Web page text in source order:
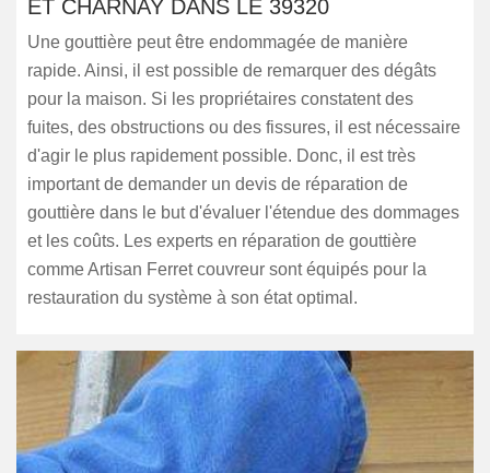
ET CHARNAY DANS LE 39320
Une gouttière peut être endommagée de manière
rapide. Ainsi, il est possible de remarquer des dégâts
pour la maison. Si les propriétaires constatent des
fuites, des obstructions ou des fissures, il est nécessaire
d'agir le plus rapidement possible. Donc, il est très
important de demander un devis de réparation de
gouttière dans le but d'évaluer l'étendue des dommages
et les coûts. Les experts en réparation de gouttière
comme Artisan Ferret couvreur sont équipés pour la
restauration du système à son état optimal.